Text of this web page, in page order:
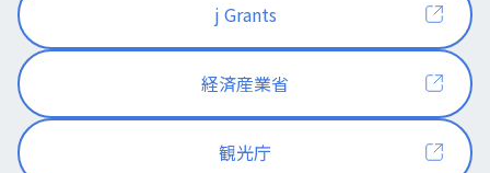
j Grants
経済産業省
観光庁